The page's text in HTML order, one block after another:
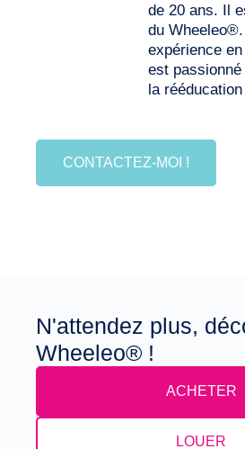
de 20 ans. Il
du
expérience
est
la
CONTACTEZ-MOI !
N'attendez plus,
Wheeleo® !
ACHETER
LOUER